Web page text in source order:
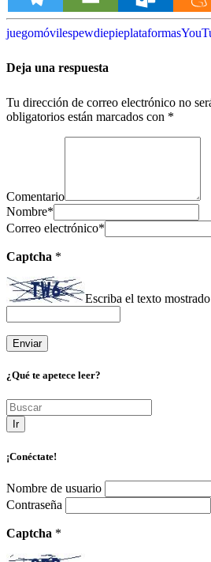
juegomóvilespewdiepieplataformas
Deja una respuesta
Tu dirección de correo electrónico no
obligatorios están marcados con *
Comentario
Nombre*
Correo electrónico*
Captcha *
Escriba el texto
¿Qué te apetece leer?
Ir
¡Conéctate!
Nombre de usuario
Contraseña
Captcha *